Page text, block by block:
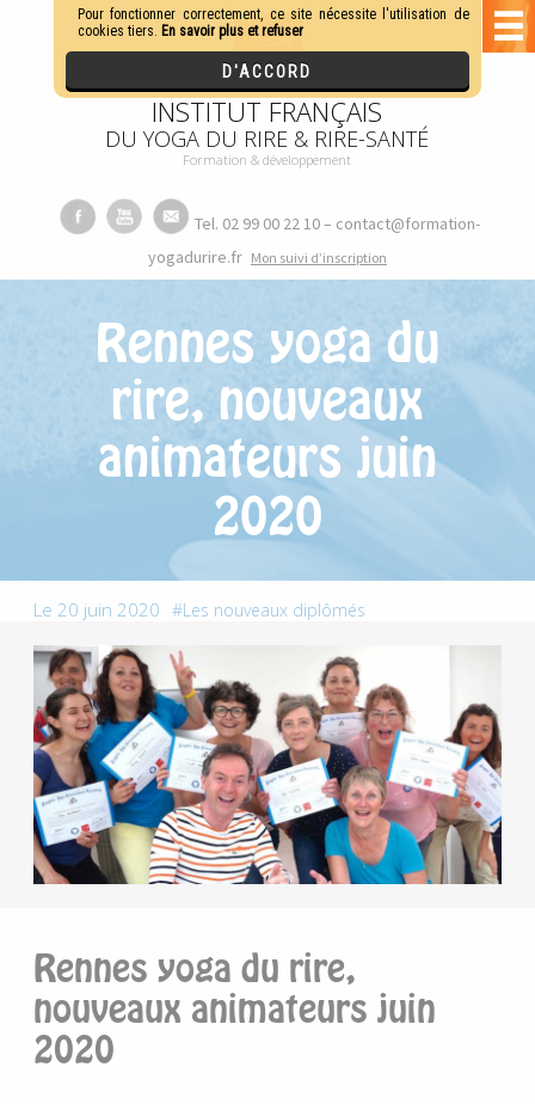
INSTITUT FRANÇAIS
DU YOGA DU RIRE & RIRE-SANTÉ
Formation & développement
Tel. 02 99 00 22 10 – contact@formation-
yogadurire.fr Mon suivi d’inscription
Rennes yoga du
rire, nouveaux
animateurs juin
2020
Le 20 juin 2020 Les nouveaux diplômés
Rennes yoga du rire,
nouveaux animateurs juin
2020